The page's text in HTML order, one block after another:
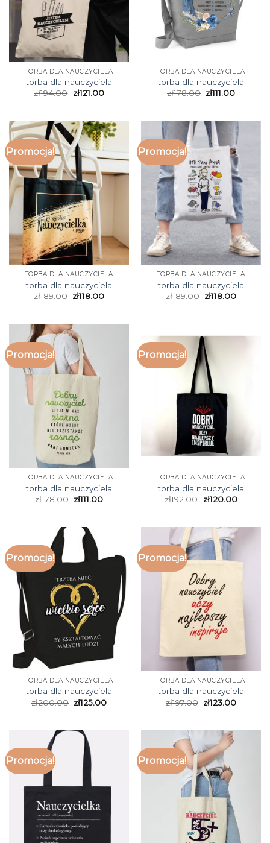
TORBA DLA NAUCZYCIELA
torba dla nauczyciela
zł194.00 zł121.00
TORBA DLA NAUCZYCIELA
torba dla nauczyciela
zł178.00 zł111.00
Promocja!
TORBA DLA NAUCZYCIELA
torba dla nauczyciela
zł189.00 zł118.00
Promocja!
TORBA DLA NAUCZYCIELA
torba dla nauczyciela
zł189.00 zł118.00
Promocja!
TORBA DLA NAUCZYCIELA
torba dla nauczyciela
zł178.00 zł111.00
Promocja!
TORBA DLA NAUCZYCIELA
torba dla nauczyciela
zł192.00 zł120.00
Promocja!
TORBA DLA NAUCZYCIELA
torba dla nauczyciela
zł200.00 zł125.00
Promocja!
TORBA DLA NAUCZYCIELA
torba dla nauczyciela
zł197.00 zł123.00
Promocja! Promocja!